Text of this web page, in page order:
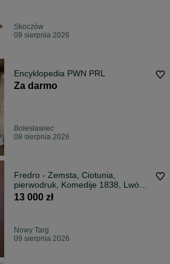
Skoczów
09 sierpnia 2026
Encyklopedia PWN PRL
Za darmo
Bolesławiec
08 sierpnia 2026
Fredro - Zemsta, Ciotunia,
pierwodruk, Komedije 1838, Lwów,
unikat
13 000 zł
Nowy Targ
09 sierpnia 2026